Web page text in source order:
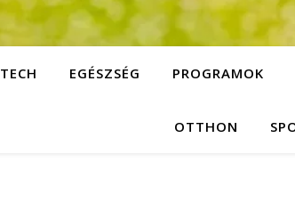
TECH EGÉSZSÉG PROGRAMOK
OTTHON